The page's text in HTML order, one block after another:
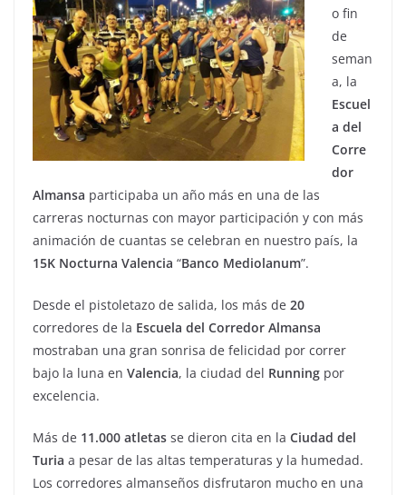
o fin
de
seman
a, la
Escuel
a del
Corre
dor
Almansa participaba un año más en una de las
carreras nocturnas con mayor participación y con más
animación de cuantas se celebran en nuestro país, la
15K Nocturna Valencia “Banco Mediolanum”.
Desde el pistoletazo de salida, los más de 20
corredores de la Escuela del Corredor Almansa
mostraban una gran sonrisa de felicidad por correr
bajo la luna en Valencia, la ciudad del Running por
excelencia.
Más de 11.000 atletas se dieron cita en la Ciudad del
Turia a pesar de las altas temperaturas y la humedad.
Los corredores almanseños disfrutaron mucho en una